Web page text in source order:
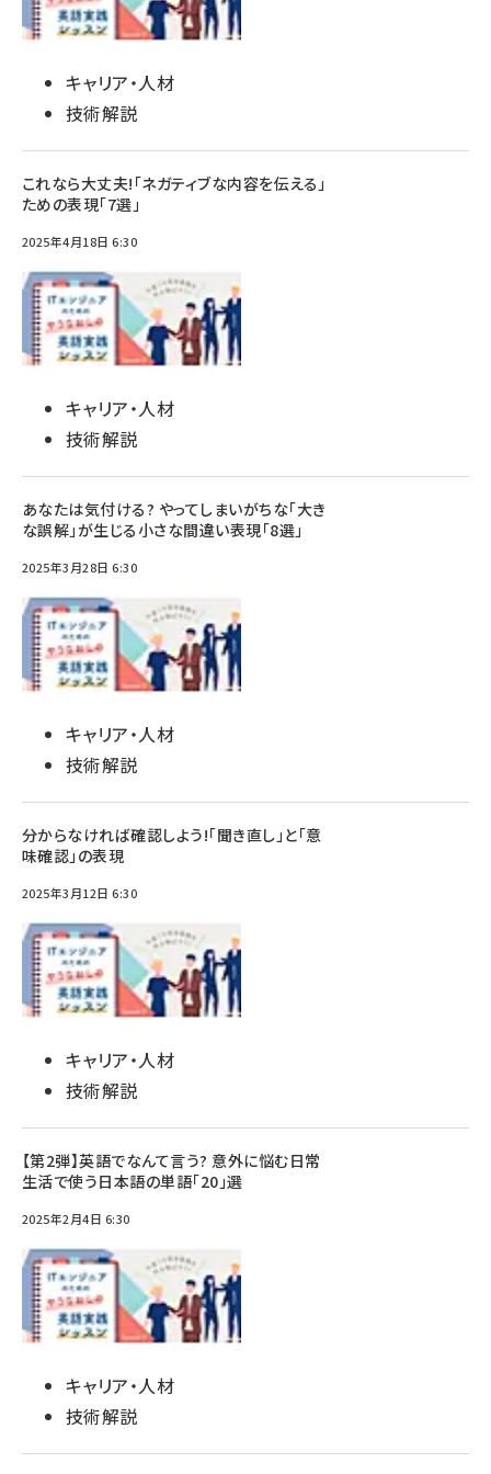
キャリア・人材
技術解説
これなら大丈夫!「ネガティブな内容を伝える」
ための表現「7選」
2025年4月18日 6:30
キャリア・人材
技術解説
あなたは気付ける? やってしまいがちな「大き
な誤解」が生じる小さな間違い表現「8選」
2025年3月28日 6:30
キャリア・人材
技術解説
分からなければ確認しよう!「聞き直し」と「意
味確認」の表現
2025年3月12日 6:30
キャリア・人材
技術解説
【第2弾】英語でなんて言う? 意外に悩む日常
生活で使う日本語の単語「20」選
2025年2月4日 6:30
キャリア・人材
技術解説